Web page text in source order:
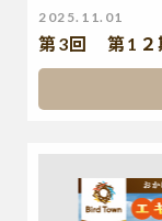
2025.11.01
第3回 第1２